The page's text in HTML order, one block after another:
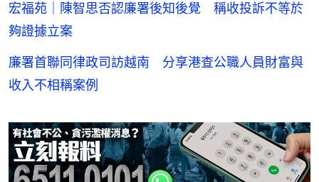
宏福苑｜陳智思否認廉署後知後覺 稱收投訴不等於
夠證據立案
廉署首聯同律政司訪越南 分享港查公職人員財富與
收入不相稱案例